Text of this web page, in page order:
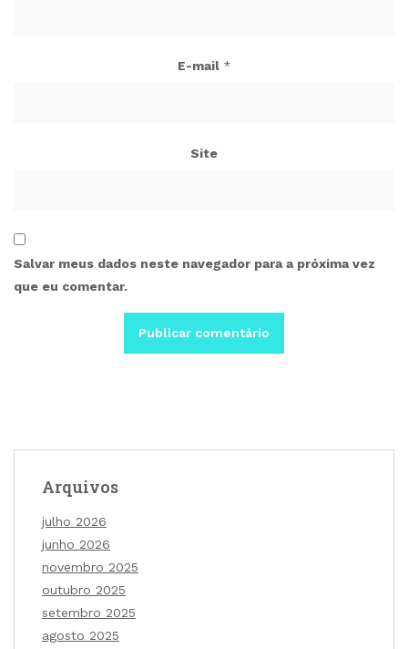
E-mail *
Site
Salvar meus dados neste navegador para a próxima vez
que eu comentar.
Arquivos
julho 2026
junho 2026
novembro 2025
outubro 2025
setembro 2025
agosto 2025